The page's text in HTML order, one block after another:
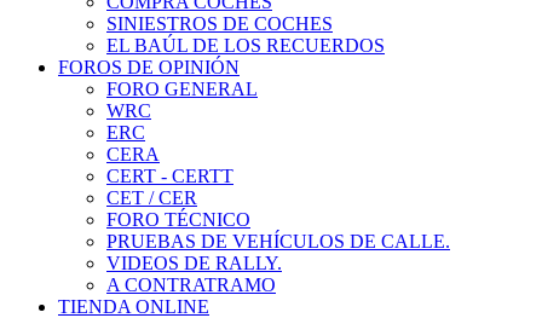
SINIESTROS DE COCHES
EL BAÚL DE LOS RECUERDOS
FOROS DE OPINIÓN
FORO GENERAL
WRC
ERC
CERA
CERT - CERTT
CET / CER
FORO TÉCNICO
PRUEBAS DE VEHÍCULOS DE CALLE.
VIDEOS DE RALLY.
A CONTRATRAMO
TIENDA ONLINE